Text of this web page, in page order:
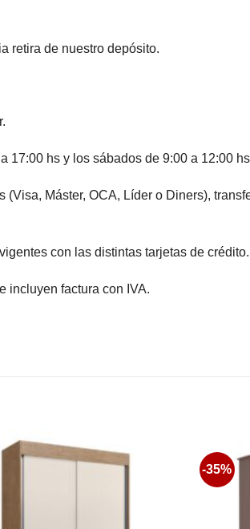
retira de nuestro depósito.
17:00 hs y los sábados de 9:00 a 12:00
Máster, OCA, Líder o Diners),
con las distintas tarjetas de crédito.
incluyen factura con IVA.
-35%